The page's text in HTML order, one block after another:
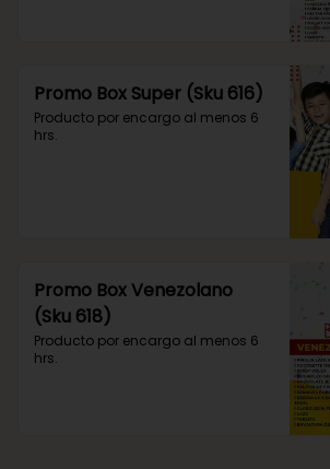
Promo Box Super (Sku 616)
Producto por encargo al menos 6
hrs.
Promo Box Venezolano
(Sku 618)
Producto por encargo al menos 6
hrs.